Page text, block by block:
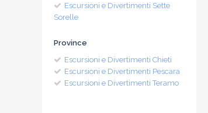
Escursioni e Divertimenti Sette
Sorelle
Province
Escursioni e Divertimenti Chieti
Escursioni e Divertimenti Pescara
Escursioni e Divertimenti Teramo